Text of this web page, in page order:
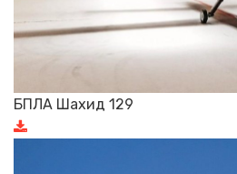
БПЛА Шахид 129